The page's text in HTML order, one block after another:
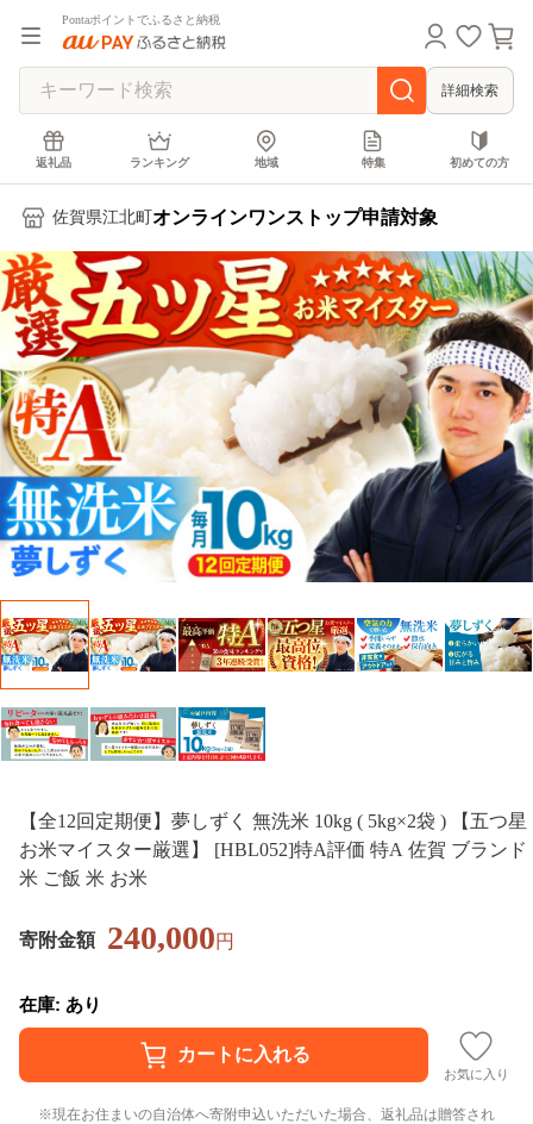
Pontaポイントでふるさと納税
詳細検索
返礼品 ランキング 地域 特集 初めての方
佐賀県江北町 オンラインワンストップ申請対象
【全12回定期便】夢しずく 無洗米 10kg ( 5kg×2袋 ) 【五つ星
お米マイスター厳選】 [HBL052]特A評価 特A 佐賀 ブランド
米 ご飯 米 お米
寄附金額 240,000円
在庫: あり
お気に入り
現在お住まいの自治体へ寄附申込いただいた場合、返礼品は贈答され